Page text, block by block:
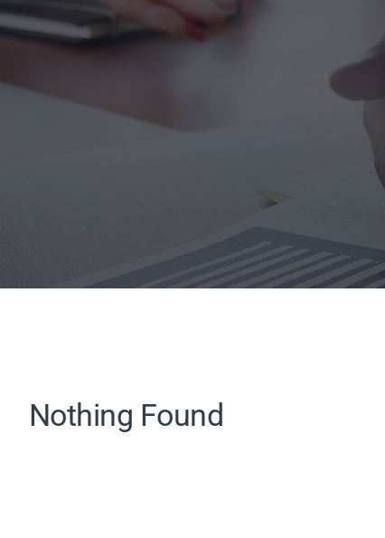
Nothing Found